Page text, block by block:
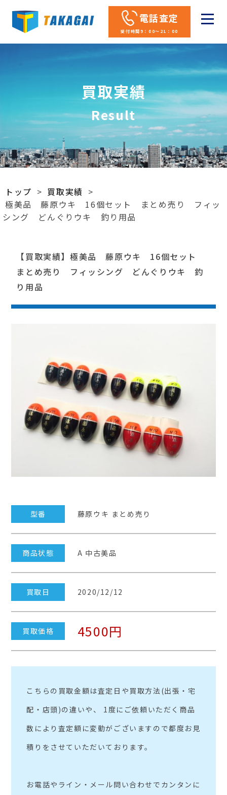
電話査定
受付時間9：00～21：00
買取実績
Result
トップ > 買取実績 >
極美品 藤原ウキ 16個セット まとめ売り フィッ
シング どんぐりウキ 釣り用品
【買取実績】極美品 藤原ウキ 16個セット
まとめ売り フィッシング どんぐりウキ 釣
り用品
型番 藤原ウキ まとめ売り
商品状態 A 中古美品
買取日 2020/12/12
買取価格 4500円
こちらの買取金額は査定日や買取方法(出張・宅
配・店頭)の違いや、 1度にご依頼いただく商品
数により査定額に変動がございますので都度お見
積りをさせていただいております。
お電話やライン・メール問い合わせでカンタンに